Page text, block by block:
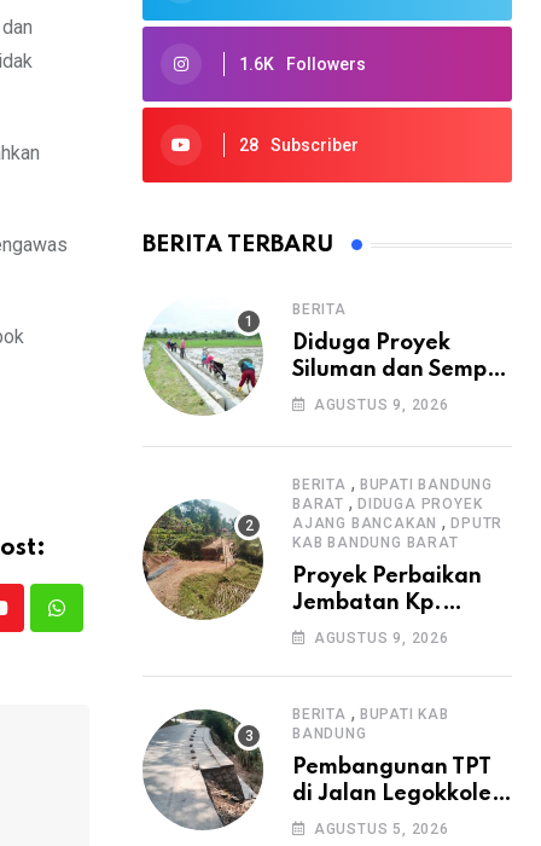
Whatsapp
1.6K Followers
28 Subscriber
BERITA TERBARU
BERITA
Diduga Proyek
Siluman dan Sempat
Mangkrak, Warga
Tuntas
Pembangunan
Irigasi P3-TGAI di
Cangkuang
AGUSTUS 9, 2026
BERITA , BUPATI BANDUNG
BARAT , DIDUGA PROYEK
AJANG BANCAKAN ,DPUTR
KAB BANDUNG BARAT
Proyek Perbaikan
Jembatan Kp.
Pamipiran Disorot
Informasi Tak
Cantumkan PPK,
Konsultan, dan
Prosedur K3
AGUSTUS 9, 2026
BERITA , BUPATI KAB
BANDUNG
Pembangunan TPT
di Jalan Legokkole
Rawabogo Disorot
AGUSTUS 5, 2026